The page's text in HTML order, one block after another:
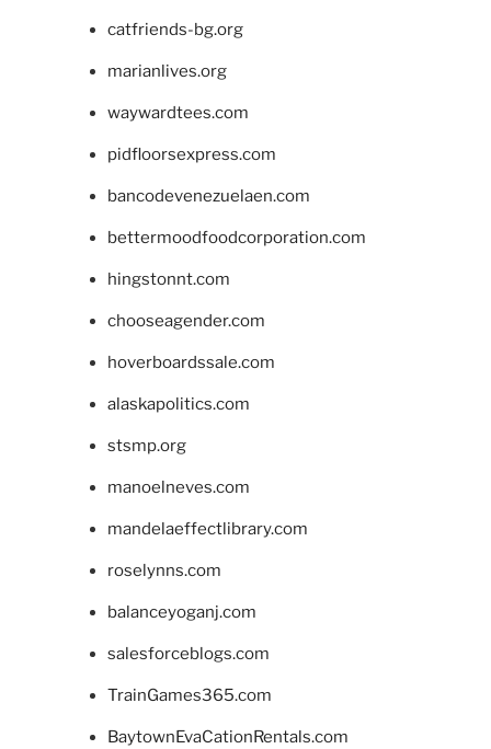
catfriends-bg.org
marianlives.org
waywardtees.com
pidfloorsexpress.com
bancodevenezuelaen.com
bettermoodfoodcorporation.com
hingstonnt.com
chooseagender.com
hoverboardssale.com
alaskapolitics.com
stsmp.org
manoelneves.com
mandelaeffectlibrary.com
roselynns.com
balanceyoganj.com
salesforceblogs.com
TrainGames365.com
BaytownEvaCationRentals.com